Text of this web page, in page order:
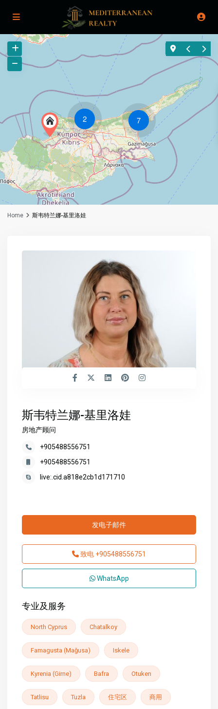
2 7
Home 斯韦特兰娜-基里洛娃
斯韦特兰娜-基里洛娃
房地产顾问
+905488556751
+905488556751
live:.cid.a818e2cb1d171710
发电子邮件
致电 +905488556751
WhatsApp
专业及服务
North Cyprus Chatalkoy
Famagusta (Mağusa) Iskele
Kyrenia (Girne) Bafra Otuken
Tatlisu Tuzla 住宅区 商用